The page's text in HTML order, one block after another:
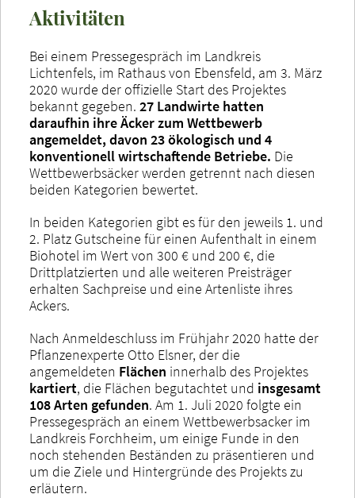
Aktivitäten
Bei einem Pressegespräch im Landkreis
Lichtenfels, im Rathaus von Ebensfeld, am 3. März
2020 wurde der offizielle Start des Projektes
bekannt gegeben. 27 Landwirte hatten
daraufhin ihre Äcker zum Wettbewerb
angemeldet, davon 23 ökologisch und 4
konventionell wirtschaftende Betriebe. Die
Wettbewerbsäcker werden getrennt nach diesen
beiden Kategorien bewertet.
In beiden Kategorien gibt es für den jeweils 1. und
2. Platz Gutscheine für einen Aufenthalt in einem
Biohotel im Wert von 300 € und 200 €, die
Drittplatzierten und alle weiteren Preisträger
erhalten Sachpreise und eine Artenliste ihres
Ackers.
Nach Anmeldeschluss im Frühjahr 2020 hatte der
Pflanzenexperte Otto Elsner, der die
angemeldeten Flächen innerhalb des Projektes
kartiert, die Flächen begutachtet und insgesamt
108 Arten gefunden. Am 1. Juli 2020 folgte ein
Pressegespräch an einem Wettbewerbsacker im
Landkreis Forchheim, um einige Funde in den
noch stehenden Beständen zu präsentieren und
um die Ziele und Hintergründe des Projekts zu
erläutern.